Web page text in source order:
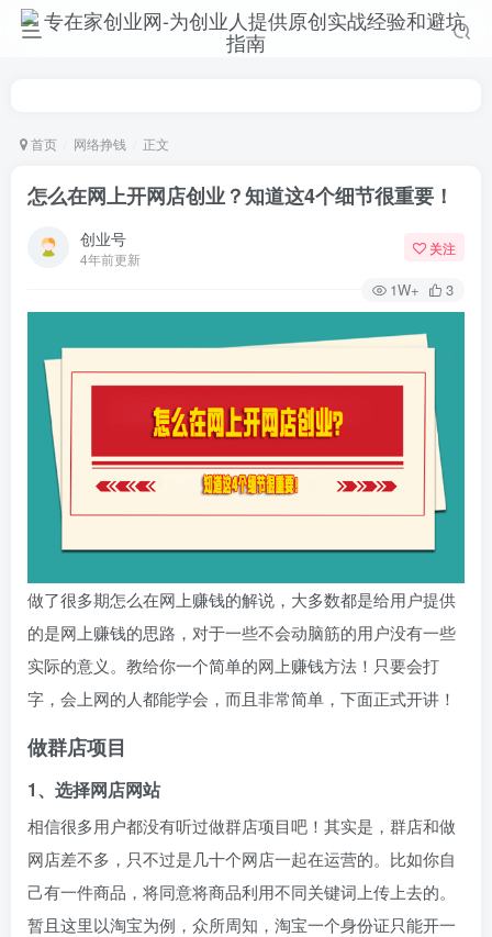
首页 网络挣钱 正文
怎么在网上开网店创业？知道这4个细节很重要！
创业号
4年前更新
关注
1W+ 3
做了很多期怎么在网上赚钱的解说，大多数都是给用户提供
的是网上赚钱的思路，对于一些不会动脑筋的用户没有一些
实际的意义。教给你一个简单的网上赚钱方法！只要会打
字，会上网的人都能学会，而且非常简单，下面正式开讲！
做群店项目
1、选择网店网站
相信很多用户都没有听过做群店项目吧！其实是，群店和做
网店差不多，只不过是几十个网店一起在运营的。比如你自
己有一件商品，将同意将商品利用不同关键词上传上去的。
暂且这里以淘宝为例，众所周知，淘宝一个身份证只能开一